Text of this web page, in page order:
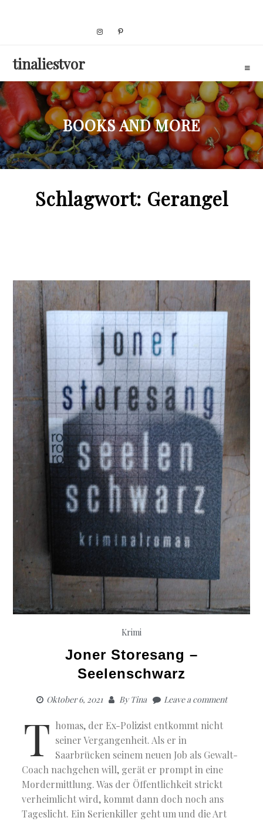
tinaliestvor
BOOKS AND MORE
Schlagwort: Gerangel
Krimi
Joner Storesang –
Seelenschwarz
Oktober 6, 2021 ByTina Leave a comment
T homas, der Ex-Polizist entkommt nicht
seiner Vergangenheit. Als er in
Saarbrücken seinem neuen Job als Gewalt-
Coach nachgehen will, gerät er prompt in eine
Mordermittlung. Was der Öffentlichkeit strickt
verheimlicht wird, kommt dann doch noch ans
Tageslicht. Ein Serienkiller geht um und die Art